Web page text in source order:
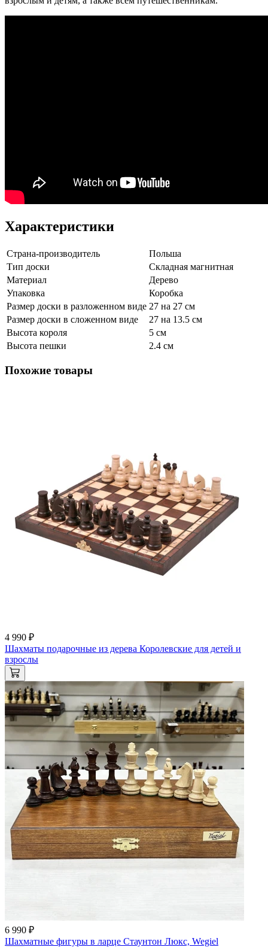
Характеристики
Страна-производитель
Польша
Тип доски
Складная магнитная
Материал
Дерево
Упаковка
Коробка
Размер доски в разложенном виде 27 на 27 см
Размер доски в сложенном виде
27 на 13.5 см
Высота короля
5 см
Высота пешки
2.4 см
Похожие товары
4 990 ₽
Шахматы подарочные из дерева Королевские для детей и
взрослы
6 990 ₽
Шахматные фигуры в ларце Стаунтон Люкс, Wegiel